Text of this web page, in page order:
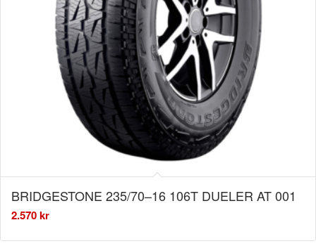
BRIDGESTONE 235/70–16 106T DUELER AT 001
2.570kr